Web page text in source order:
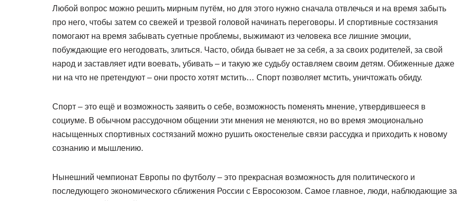
Любой вопрос можно решить мирным путём, но для этого нужно сначала отвлечься и на время забыть
про него, чтобы затем со свежей и трезвой головой начинать переговоры. И спортивные состязания
помогают на время забывать суетные проблемы, выжимают из человека все лишние эмоции,
побуждающие его негодовать, злиться. Часто, обида бывает не за себя, а за своих родителей, за свой
народ и заставляет идти воевать, убивать – и такую же судьбу оставляем своим детям. Обиженные даже
ни на что не претендуют – они просто хотят мстить… Спорт позволяет мстить, уничтожать обиду.
Спорт – это ещё и возможность заявить о себе, возможность поменять мнение, утвердившееся в
социуме. В обычном рассудочном общении эти мнения не меняются, но во время эмоционально
насыщенных спортивных состязаний можно рушить окостенелые связи рассудка и приходить к новому
сознанию и мышлению.
Нынешний чемпионат Европы по футболу – это прекрасная возможность для политического и
последующего экономического сближения России с Евросоюзом. Самое главное, люди, наблюдающие за